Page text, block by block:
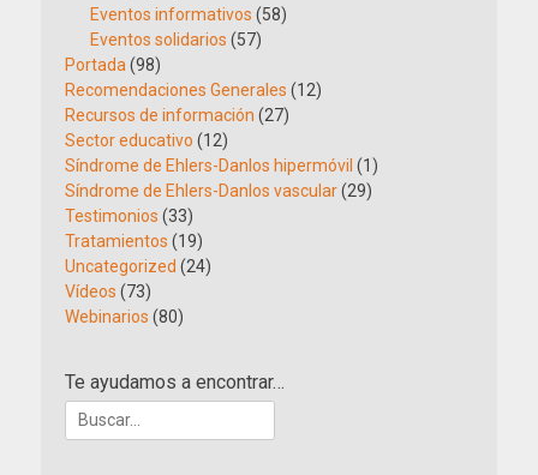
Eventos informativos (58)
Eventos solidarios (57)
Portada (98)
Recomendaciones Generales (12)
Recursos de información (27)
Sector educativo (12)
Síndrome de Ehlers-Danlos hipermóvil (1)
Síndrome de Ehlers-Danlos vascular(29)
Testimonios (33)
Tratamientos (19)
Uncategorized (24)
Vídeos (73)
Webinarios (80)
Te ayudamos a encontrar…
Buscar: